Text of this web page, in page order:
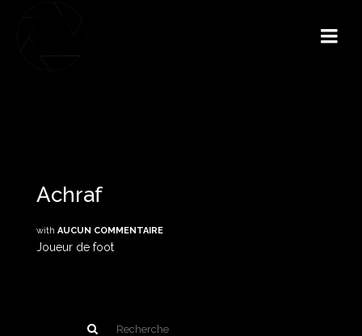
Achraf
with AUCUN COMMENTAIRE
Joueur de foot